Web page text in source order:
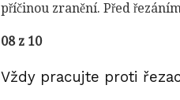
příčinou zranění. Před
08 z 10
Vždy pracujte proti